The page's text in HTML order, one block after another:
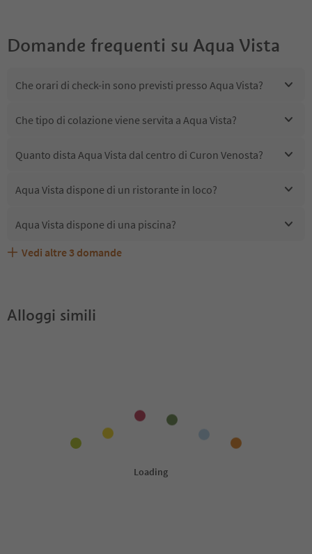
Domande frequenti su Aqua Vista
Che orari di check-in sono previsti presso Aqua Vista?
Che tipo di colazione viene servita a Aqua Vista?
Quanto dista Aqua Vista dal centro di Curon Venosta?
Aqua Vista dispone di un ristorante in loco?
Aqua Vista dispone di una piscina?
Aqua Vista accetta animali domestici?
Quali servizi/attività sono disponibili presso Aqua Vista?
Gli ospiti di Aqua Vista ricevono l'Alto Adige Guest Pass?
Vedi altre 3 domande
Alloggi simili